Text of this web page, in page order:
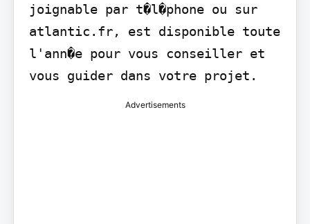
joignable par t�l�phone ou sur
atlantic.fr, est disponible toute
l'ann�e pour vous conseiller et
Advertisements